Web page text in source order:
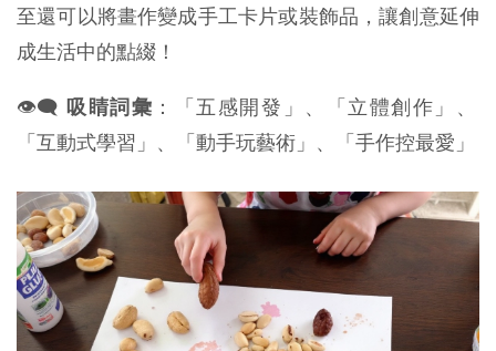
至還可以將畫作變成手工卡片或裝飾品，讓創意延伸
成生活中的點綴！
👁️‍🗨️吸睛詞彙 ：「五感開發」、「立體創作」、
「互動式學習」、「動手玩藝術」、「手作控最愛」